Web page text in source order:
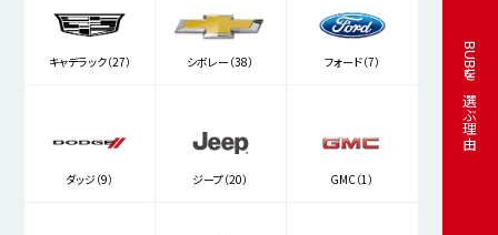
BUBUを選ぶ理由
キャデラック（27） シボレー（38） フォード（7）
ダッジ（9） ジープ（20） GMC（1）